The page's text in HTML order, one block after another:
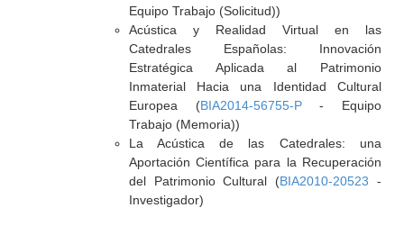
Equipo Trabajo (Solicitud))
Acústica y Realidad Virtual en las
Catedrales Españolas: Innovación
Estratégica Aplicada al Patrimonio
Inmaterial Hacia una Identidad Cultural
Europea (BIA2014-56755-P- Equipo
Trabajo (Memoria))
La Acústica de las Catedrales: una
Aportación Científica para la Recuperación
del Patrimonio Cultural (BIA2010-20523 -
Investigador)